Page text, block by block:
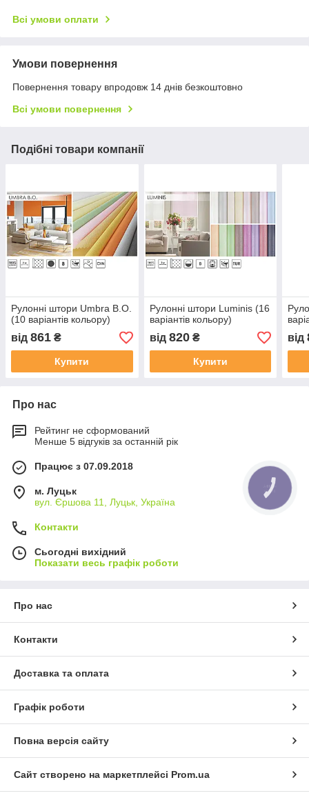
Всі умови оплати
Умови повернення
Повернення товару впродовж 14 днів безкоштовно
Всі умови повернення
Подібні товари компанії
Рулонні штори Umbra B.O.
(10 варіантів кольору)
від 861 ₴
Купити
Рулонні штори Luminis (16
варіантів кольору)
від 820₴
Купити
від
Про нас
Рейтинг не сформований
Менше 5 відгуків за останній рік
Працює з 07.09.2018
м. Луцьк
вул. Єршова 11, Луцьк, Україна
Контакти
Сьогодні вихідний
Показати весь графік роботи
Про нас
Контакти
Доставка та оплата
Графік роботи
Повна версія сайту
Сайт створено на маркетплейсі Prom.ua
КНОПКА
ЗВ'ЯЗКУ